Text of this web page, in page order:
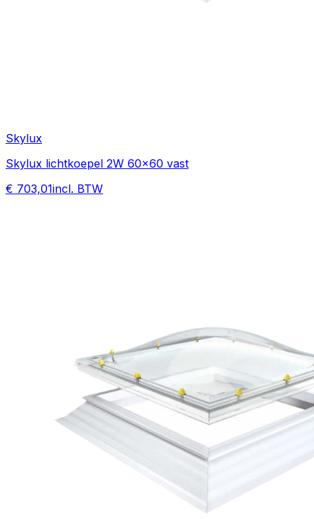
Skylux
Skylux lichtkoepel 2W 60x60 vast
€ 703,01incl. BTW